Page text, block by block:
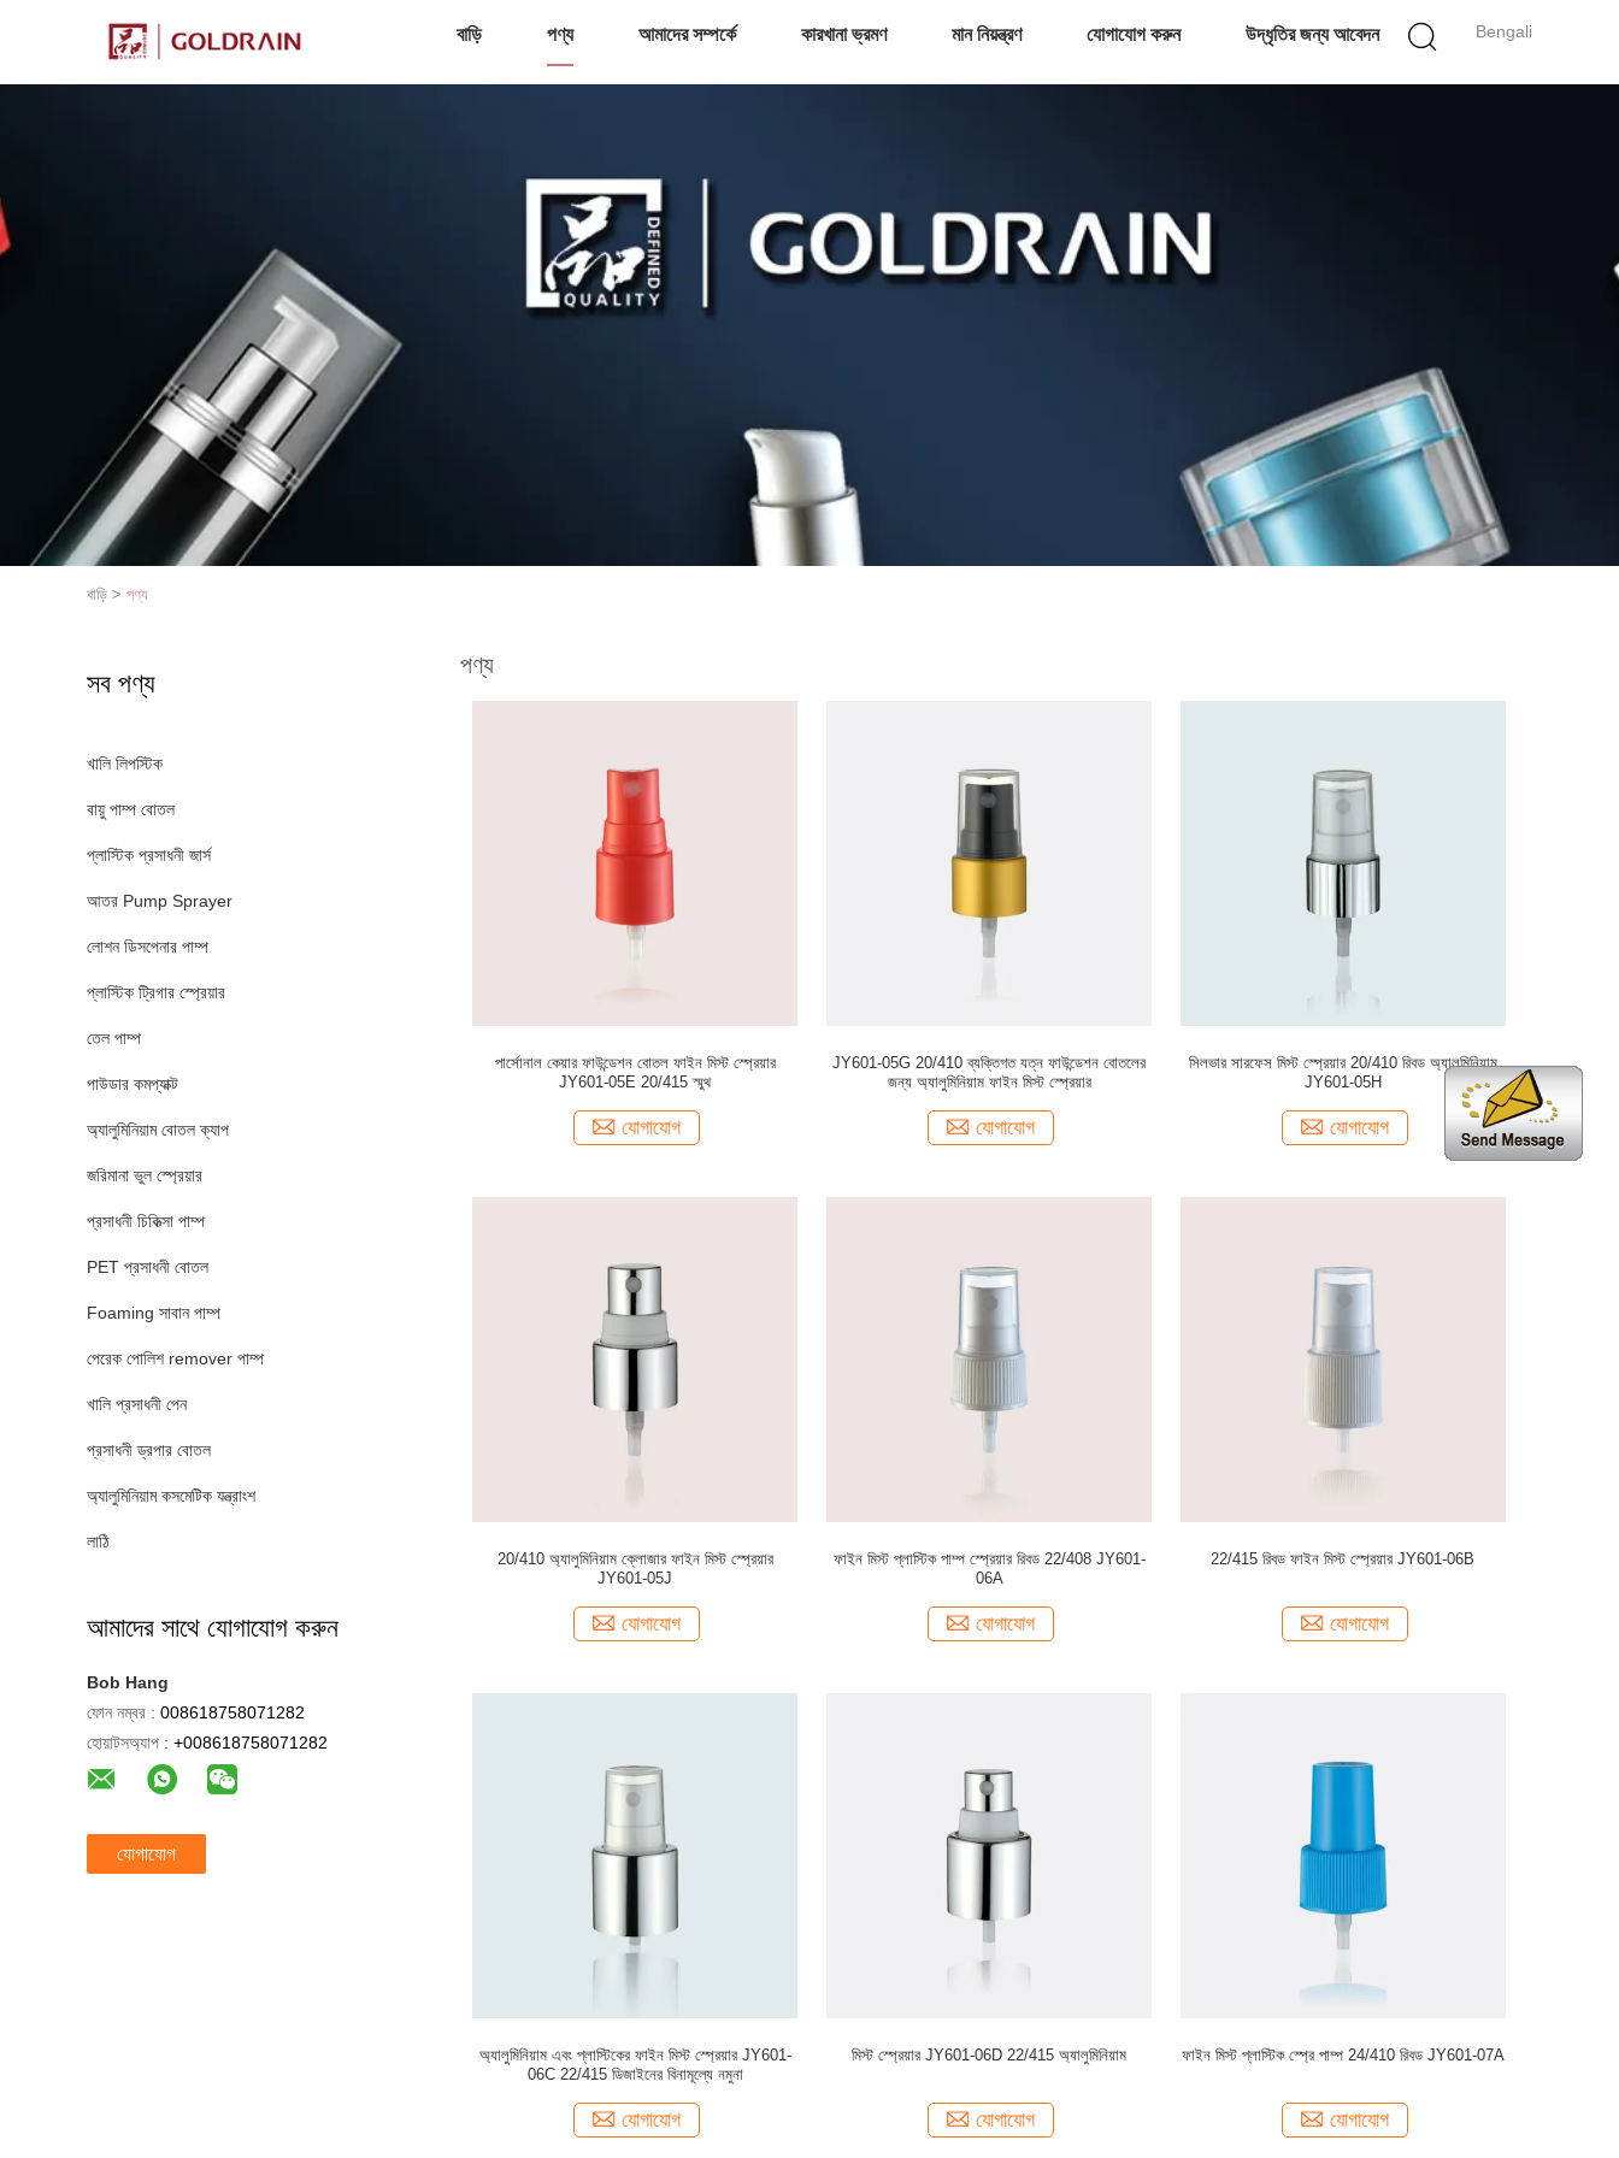
Bengali
বাড়ি পণ্য আমাদের সম্পর্কে কারখানা ভ্রমণ মান নিয়ন্ত্রণ যোগাযোগ করুন উদ্ধৃতির জন্য আবেদন
বাড়ি > পণ্য
সব পণ্য
খালি লিপস্টিক
বায়ু পাম্প বোতল
প্লাস্টিক প্রসাধনী জার্স
আতর Pump Sprayer
লোশন ডিসপেনার পাম্প
প্লাস্টিক ট্রিগার স্প্রেয়ার
তেল পাম্প
পাউডার কমপ্যাক্ট
অ্যালুমিনিয়াম বোতল ক্যাপ
জরিমানা ভুল স্প্রেয়ার
প্রসাধনী চিকিত্সা পাম্প
PET প্রসাধনী বোতল
Foaming সাবান পাম্প
পেরেক পোলিশ remover পাম্প
খালি প্রসাধনী পেন
প্রসাধনী ড্রপার বোতল
অ্যালুমিনিয়াম কসমেটিক যন্ত্রাংশ
লাঠি
আমাদের সাথে যোগাযোগ করুন
Bob Hang
ফোন নম্বর : 008618758071282
হোয়াটসঅ্যাপ : +008618758071282
যোগাযোগ
পণ্য
পার্সোনাল কেয়ার ফাউন্ডেশন বোতল ফাইন মিস্ট স্প্রেয়ার
JY601-05E 20/415 স্মুথ
যোগাযোগ
JY601-05G 20/410 ব্যক্তিগত যত্ন ফাউন্ডেশন বোতলের
জন্য অ্যালুমিনিয়াম ফাইন মিস্ট স্প্রেয়ার
যোগাযোগ
সিলভার সারফেস মিস্ট স্প্রেয়ার 20/410 রিবড অ্যালুমিনিয়াম
JY601-05H
যোগাযোগ
20/410 অ্যালুমিনিয়াম ক্লোজার ফাইন মিস্ট স্প্রেয়ার
JY601-05J
যোগাযোগ
ফাইন মিস্ট প্লাস্টিক পাম্প স্প্রেয়ার রিবড 22/408 JY601-
06A
যোগাযোগ
22/415 রিবড ফাইন মিস্ট স্প্রেয়ার JY601-06B
যোগাযোগ
অ্যালুমিনিয়াম এবং প্লাস্টিকের ফাইন মিস্ট স্প্রেয়ার JY601-
06C 22/415 ডিজাইনের বিনামূল্যে নমুনা
যোগাযোগ
মিস্ট স্প্রেয়ার JY601-06D 22/415 অ্যালুমিনিয়াম
যোগাযোগ
ফাইন মিস্ট প্লাস্টিক স্প্রে পাম্প 24/410 রিবড JY601-07A
যোগাযোগ